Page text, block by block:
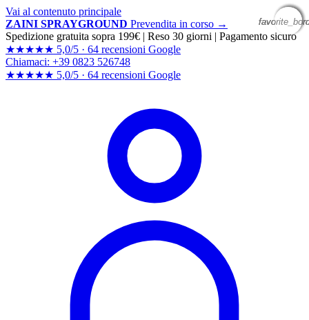
Vai al contenuto principale
ZAINI SPRAYGROUND Prevendita in corso →
Spedizione gratuita sopra 199€ | Reso 30 giorni | Pagamento sicuro
★★★★★ 5,0/5 · 64 recensioni Google
Chiamaci: +39 0823 526748
★★★★★ 5,0/5 · 64 recensioni Google